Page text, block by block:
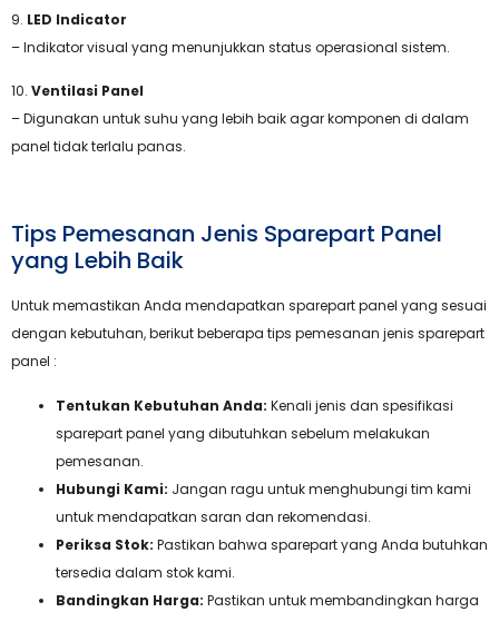
9. LED Indicator
– Indikator visual yang menunjukkan status operasional sistem.
10. Ventilasi Panel
– Digunakan untuk suhu yang lebih baik agar komponen di dalam
panel tidak terlalu panas.
Tips Pemesanan Jenis Sparepart Panel
yang Lebih Baik
Untuk memastikan Anda mendapatkan sparepart panel yang sesuai
dengan kebutuhan, berikut beberapa tips pemesanan jenis sparepart
panel :
Tentukan Kebutuhan Anda: Kenali jenis dan spesifikasi
sparepart panel yang dibutuhkan sebelum melakukan
pemesanan.
Hubungi Kami: Jangan ragu untuk menghubungi tim kami
untuk mendapatkan saran dan rekomendasi.
Periksa Stok: Pastikan bahwa sparepart yang Anda butuhkan
tersedia dalam stok kami.
Bandingkan Harga: Pastikan untuk membandingkan harga